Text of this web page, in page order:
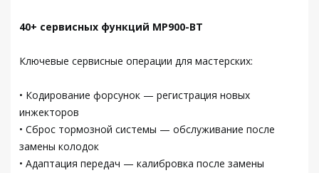
40+ сервисных функций MP900-BT
Ключевые сервисные операции для мастерских:
• Кодирование форсунок — регистрация новых
инжекторов
• Сброс тормозной системы — обслуживание после
замены колодок
• Адаптация передач — калибровка после замены